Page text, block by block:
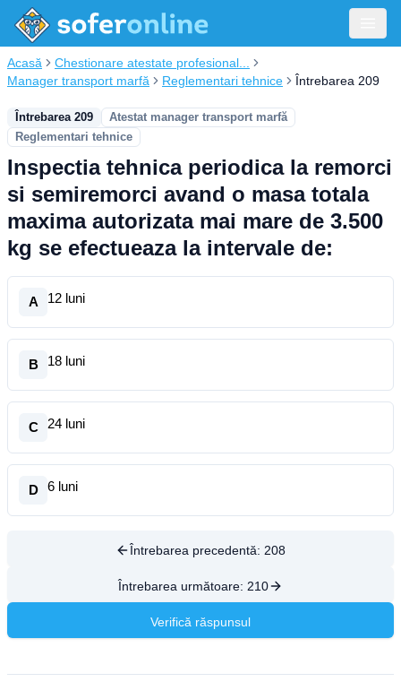
Acasă
Chestionare atestate profesional...
Manager transport marfă
Reglementari tehnice Întrebarea 209
Întrebarea 209
Atestat manager transport marfă
Reglementari tehnice
Inspectia tehnica periodica la remorci
si semiremorci avand o masa totala
maxima autorizata mai mare de 3.500
kg se efectueaza la intervale de:
A 12 luni
B 18 luni
C 24 luni
D 6 luni
Întrebarea precedentă: 208
Întrebarea următoare: 210
Verifică răspunsul